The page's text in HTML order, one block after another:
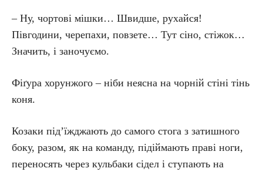
– Ну, чортові мішки… Швидше, рухайся!
Півгодини, черепахи, повзете… Тут сіно, стіжок…
Значить, і заночуємо.
Фіґура хорунжого – ніби неясна на чорній стіні тінь
коня.
Козаки під’їжджають до самого стога з затишного
боку, разом, як на команду, підіймають праві ноги,
переносять через кульбаки сідел і ступають на